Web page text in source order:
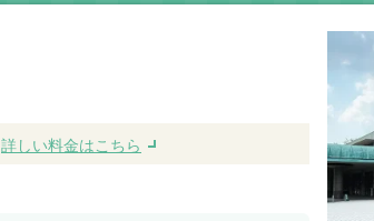
詳しい料金はこちら